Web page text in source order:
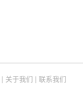
| 关于我们 | 联系我们